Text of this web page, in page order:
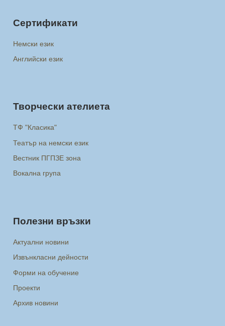
Сертификати
Немски език
Английски език
Творчески ателиета
ТФ "Класика"
Театър на немски език
Вестник ПГПЗЕ зона
Вокална група
Полезни връзки
Актуални новини
Извънкласни дейности
Форми на обучение
Проекти
Архив новини